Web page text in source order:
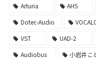
Arturia
AHS
Dotec-Audio
VST
UAD-2
Audiobus
小岩井こ